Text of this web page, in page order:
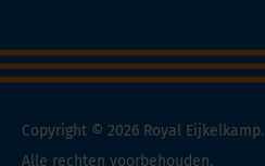
Copyright © 2026 Royal Eijkelkamp.
Alle rechten voorbehouden.